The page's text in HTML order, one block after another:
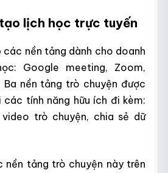
lịch học trực tuyến
các nền tảng dành cho doanh
Google meeting, Zoom,
nền tảng trò chuyện được
các tính năng hữu ích đi kèm:
trò chuyện, chia sẻ dữ
nền tảng trò chuyện này trên